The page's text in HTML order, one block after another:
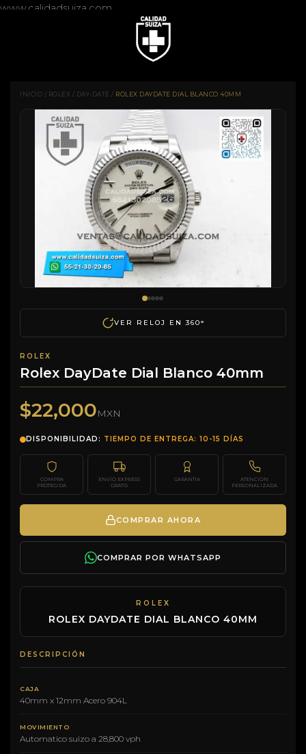
www.calidadsuiza.com
INICIO / ROLEX / DAY-DATE / ROLEX DAYDATE DIAL BLANCO 40MM
VER RELOJ EN 360°
ROLEX
Rolex DayDate Dial Blanco 40mm
$22,000MXN
DISPONIBILIDAD: TIEMPO DE ENTREGA: 10-15 DÍAS
COMPRA
PROTEGIDA
ENVÍO EXPRESS
GRATIS
GARANTÍA
ATENCIÓN
PERSONALIZADA
COMPRAR AHORA
COMPRAR POR WHATSAPP
ROLEX
ROLEX DAYDATE DIAL BLANCO 40MM
DESCRIPCIÓN
CAJA
40mm x 12mm Acero 904L
MOVIMIENTO
Automatico suizo a 28,800 vph